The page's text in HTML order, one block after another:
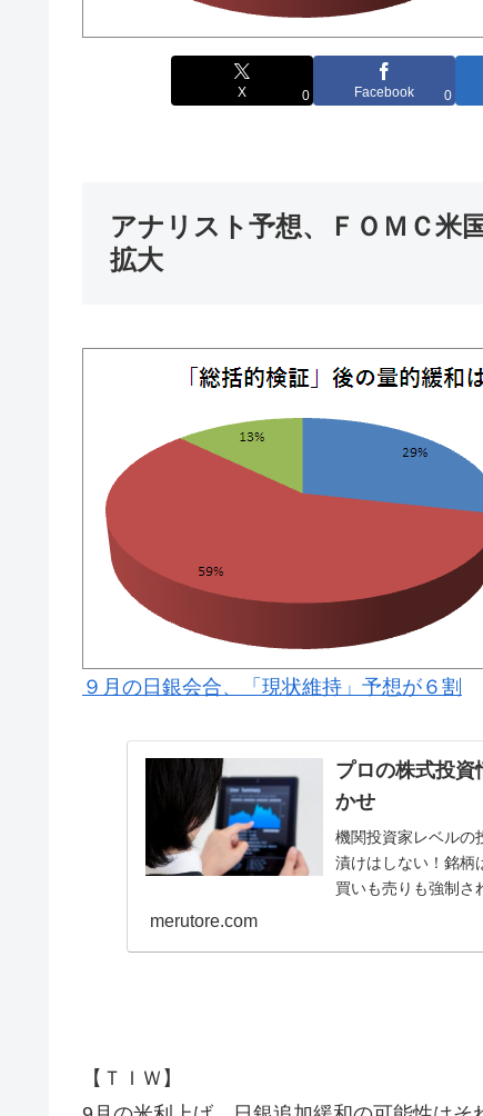
X 0 Facebook 0
アナリスト予想、ＦＯＭＣ米
拡大
９月の日銀会合、「現状維持」予想が６割
プロの株式投資
かせ
機関投資家レベルの
漬けはしない！銘柄
買いも売りも強制さ
merutore.com
【ＴＩＷ】